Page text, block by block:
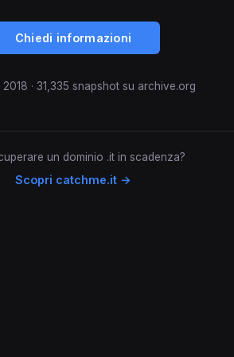
Chiedi informazioni
· 31,335 snapshot su archive.org
un dominio .it in scadenza?
Scopri catchme.it →